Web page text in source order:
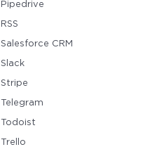
Pipedrive
RSS
Salesforce CRM
Slack
Stripe
Telegram
Todoist
Trello